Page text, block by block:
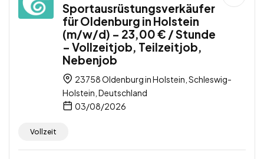
Sportausrüstungsverkäufer
für Oldenburg in Holstein
(m/w/d) – 23,00 € / Stunde
– Vollzeitjob, Teilzeitjob,
Nebenjob
23758 Oldenburg in Holstein, Schleswig-
Holstein, Deutschland
03/08/2026
Vollzeit